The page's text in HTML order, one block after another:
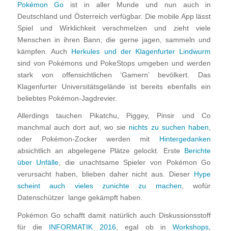
Pokémon Go ist in aller Munde und nun auch in
Deutschland und Österreich verfügbar. Die mobile App lässt
Spiel und Wirklichkeit verschmelzen und zieht viele
Menschen in ihren Bann, die gerne jagen, sammeln und
kämpfen. Auch Herkules und der Klagenfurter Lindwurm
sind von Pokémons und PokeStops umgeben und werden
stark von offensichtlichen ‘Gamern’ bevölkert. Das
Klagenfurter Universitätsgelände ist bereits ebenfalls ein
beliebtes Pokémon-Jagdrevier.
Allerdings tauchen Pikatchu, Piggey, Pinsir und Co
manchmal auch dort auf, wo sie nichts zu suchen haben,
oder Pokémon-Zocker werden mit
Hintergedanken
absichtlich an abgelegene Plätze gelockt. Erste
Berichte
über Unfälle, die unachtsame Spieler von Pokémon Go
verursacht haben, blieben daher nicht aus. Dieser
Hype
scheint auch vieles zunichte zu machen, wofür
Datenschützer lange gekämpft haben.
Pokémon Go schafft damit natürlich auch Diskussionsstoff
für die
INFORMATIK 2016, egal ob inWorkshops,